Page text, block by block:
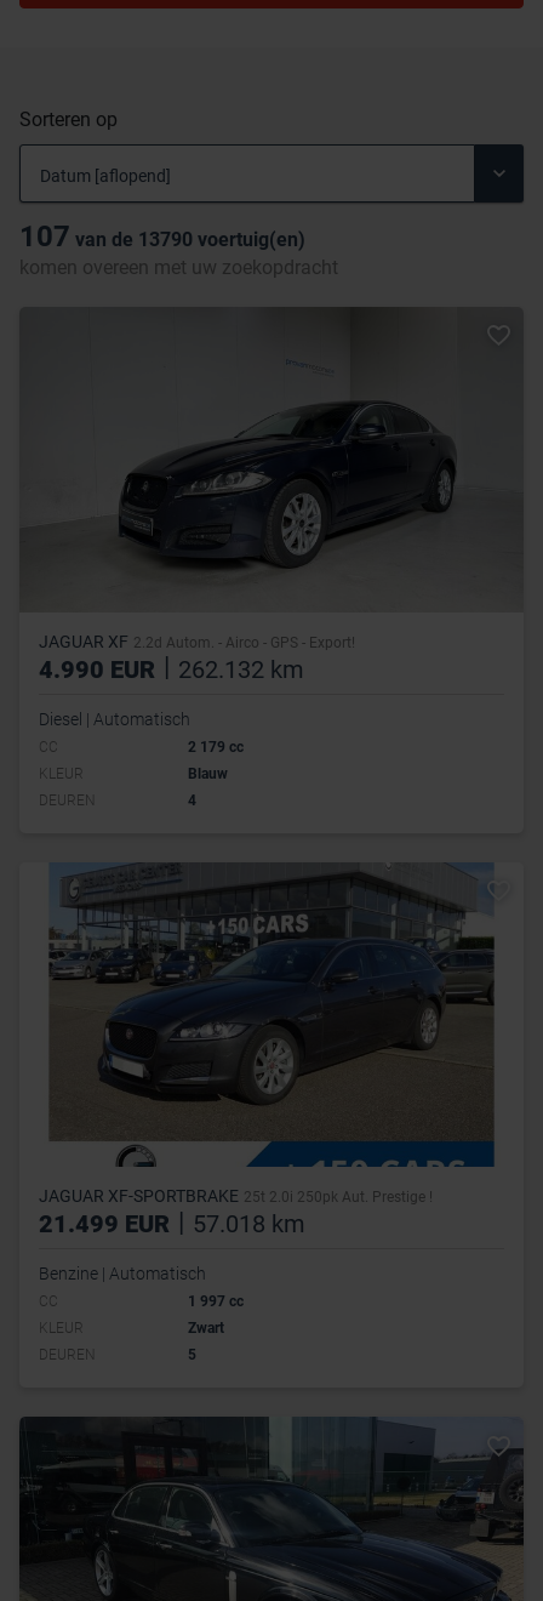
107 van de 13790 voertuig(en)
komen overeen met uw zoekopdracht
Sorteren op
JAGUAR XF 2.2d Autom. - Airco - GPS - Export!
4.990 EUR 262.132 km
Diesel | Automatisch
CC
2 179 cc
KLEUR
Blauw
DEUREN
4
JAGUAR XF-SPORTBRAKE 25t 2.0i 250pk Aut. Prestige !
21.499 EUR | 57.018 km
Benzine | Automatisch
CC
1 997 cc
KLEUR
Zwart
DEUREN
5